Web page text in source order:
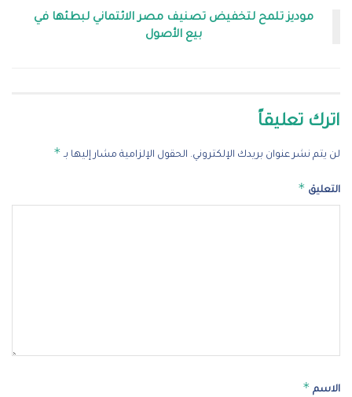
موديز تلمح لتخفيض تصنيف مصر الائتماني لبطئها في
بيع الأصول
اترك تعليقاً
لن يتم نشر عنوان بريدك الإلكتروني. الحقول الإلزامية مشار إليها بـ *
التعليق *
الاسم *